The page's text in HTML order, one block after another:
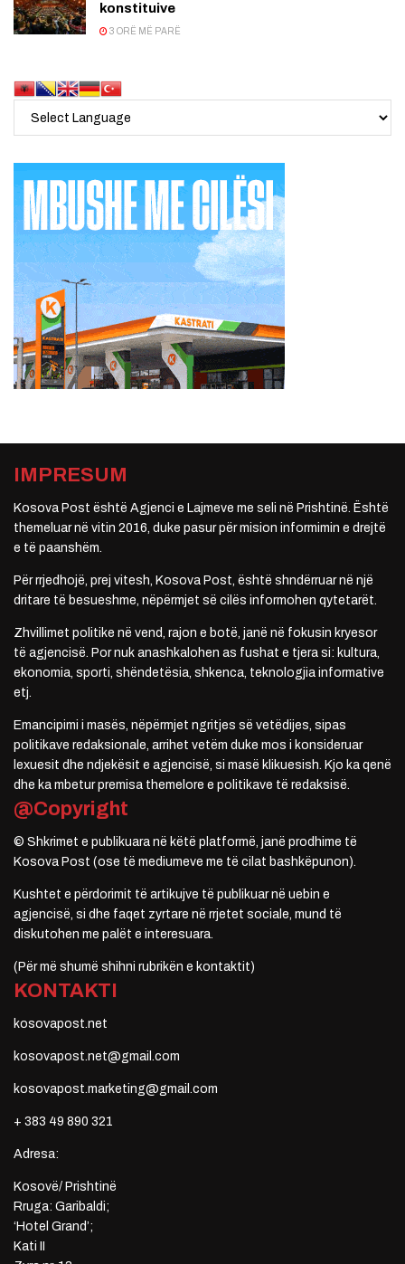
konstituive
3 ORË MË PARË
IMPRESUM
Kosova Post është Agjenci e Lajmeve me seli në Prishtinë. Është
themeluar në vitin 2016, duke pasur për mision informimin e drejtë
e të paanshëm.
Për rrjedhojë, prej vitesh, Kosova Post, është shndërruar në një
dritare të besueshme, nëpërmjet së cilës informohen qytetarët.
Zhvillimet politike në vend, rajon e botë, janë në fokusin kryesor
të agjencisë. Por nuk anashkalohen as fushat e tjera si: kultura,
ekonomia, sporti, shëndetësia, shkenca, teknologjia informative
etj.
Emancipimi i masës, nëpërmjet ngritjes së vetëdijes, sipas
politikave redaksionale, arrihet vetëm duke mos i konsideruar
lexuesit dhe ndjekësit e agjencisë, si masë klikuesish. Kjo ka qenë
dhe ka mbetur premisa themelore e politikave të redaksisë.
@Copyright
© Shkrimet e publikuara në këtë platformë, janë prodhime të
Kosova Post (ose të mediumeve me të cilat bashkëpunon).
Kushtet e përdorimit të artikujve të publikuar në uebin e
agjencisë, si dhe faqet zyrtare në rrjetet sociale, mund të
diskutohen me palët e interesuara.
(Për më shumë shihni rubrikën e kontaktit)
KONTAKTI
kosovapost.net
kosovapost.net@gmail.com
kosovapost.marketing@gmail.com
+ 383 49 890 321
Adresa:
Kosovë/ Prishtinë
Rruga: Garibaldi;
‘Hotel Grand’;
Kati II